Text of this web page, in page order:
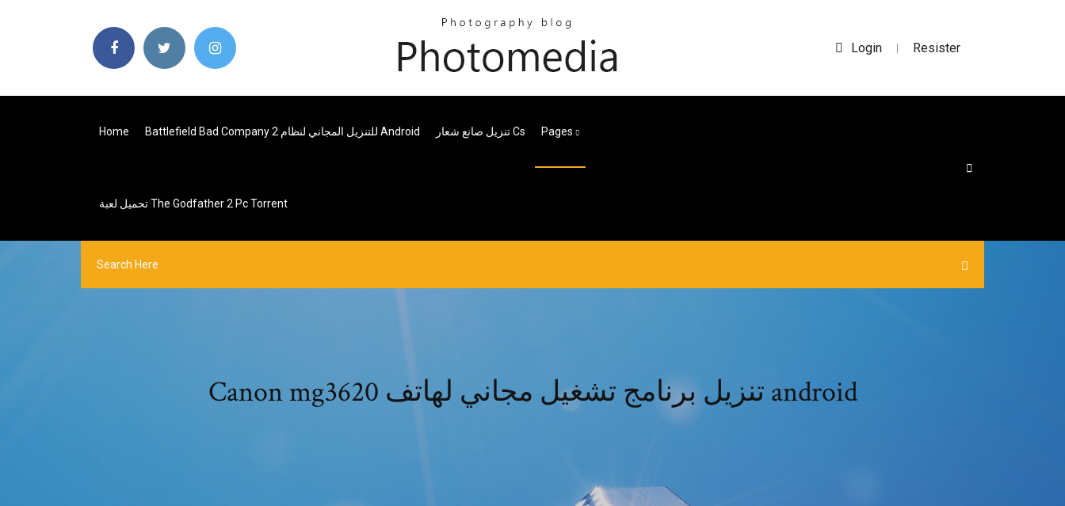
Login | Resister
Home Battlefield Bad Company 2 للتنزيل المجاني لنظام Android تنزيل صانع شعار Cs Pages
تحميل لعبة The Godfather 2 Pc Torrent
Canon mg3620 تنزيل برنامج تشغيل مجاني لهاتف android